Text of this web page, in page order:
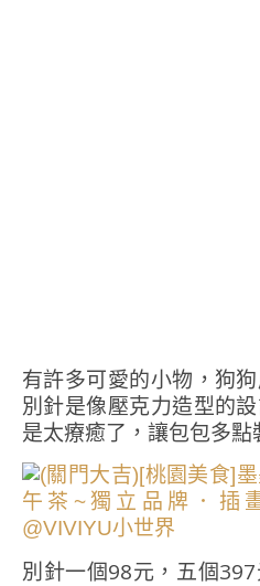
有許多可愛的小物，狗
別針是像壓克力造型的
是太療癒了，讓包包多點
別針一個98元，五個